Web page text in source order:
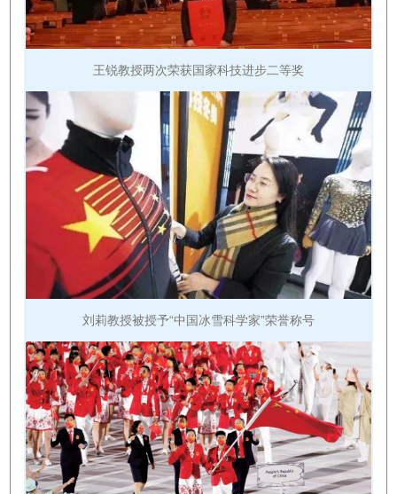
王锐教授两次荣获国家科技进步二等奖
刘莉教授被授予“中国冰雪科学家”荣誉称号